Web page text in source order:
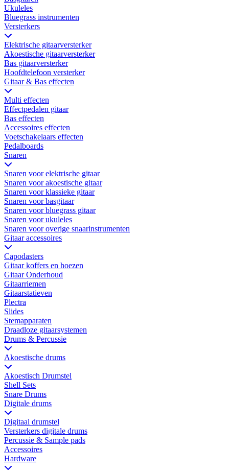
Ukuleles
Bluegrass instrumenten
Versterkers
Elektrische gitaarversterker
Akoestische gitaarversterker
Bas gitaarversterker
Hoofdtelefoon versterker
Gitaar & Bas effecten
Multi effecten
Effectpedalen gitaar
Bas effecten
Accessoires effecten
Voetschakelaars effecten
Pedalboards
Snaren
Snaren voor elektrische gitaar
Snaren voor akoestische gitaar
Snaren voor klassieke gitaar
Snaren voor basgitaar
Snaren voor bluegrass gitaar
Snaren voor ukuleles
Snaren voor overige snaarinstrumenten
Gitaar accessoires
Capodasters
Gitaar koffers en hoezen
Gitaar Onderhoud
Gitaarriemen
Gitaarstatieven
Plectra
Slides
Stemapparaten
Draadloze gitaarsystemen
Drums & Percussie
Akoestische drums
Akoestisch Drumstel
Shell Sets
Snare Drums
Digitale drums
Digitaal drumstel
Versterkers digitale drums
Percussie & Sample pads
Accessoires
Hardware